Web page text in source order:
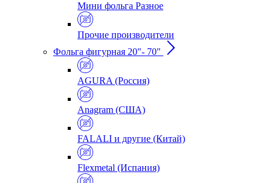
Мини фольга Разное
Прочие производители
Фольга фигурная 20"- 70"
AGURA (Россия)
Anagram (США)
FALALI и другие (Китай)
Flexmetal (Испания)